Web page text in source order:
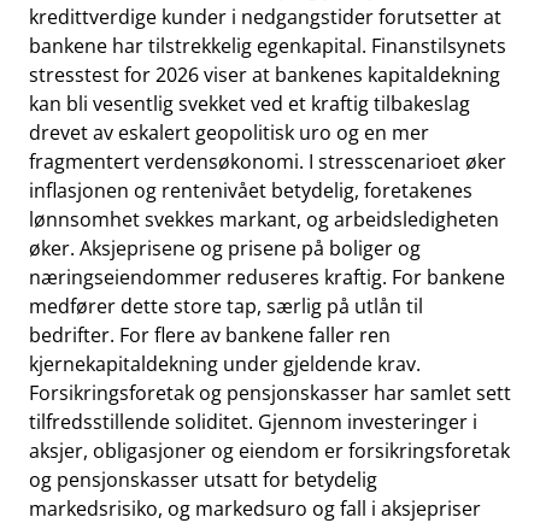
kredittverdige kunder i nedgangstider forutsetter at
bankene har tilstrekkelig egenkapital. Finanstilsynets
stresstest for 2026 viser at bankenes kapitaldekning
kan bli vesentlig svekket ved et kraftig tilbakeslag
drevet av eskalert geopolitisk uro og en mer
fragmentert verdensøkonomi. I stresscenarioet øker
inflasjonen og rentenivået betydelig, foretakenes
lønnsomhet svekkes markant, og arbeidsledigheten
øker. Aksjeprisene og prisene på boliger og
næringseiendommer reduseres kraftig. For bankene
medfører dette store tap, særlig på utlån til
bedrifter. For flere av bankene faller ren
kjernekapitaldekning under gjeldende krav.
Forsikringsforetak og pensjonskasser har samlet sett
tilfredsstillende soliditet. Gjennom investeringer i
aksjer, obligasjoner og eiendom er forsikringsforetak
og pensjonskasser utsatt for betydelig
markedsrisiko, og markedsuro og fall i aksjepriser